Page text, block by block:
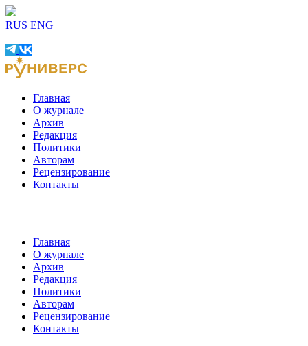
RUS ENG
Главная
О журнале
Архив
Редакция
Политики
Авторам
Рецензирование
Контакты
Главная
О журнале
Архив
Редакция
Политики
Авторам
Рецензирование
Контакты